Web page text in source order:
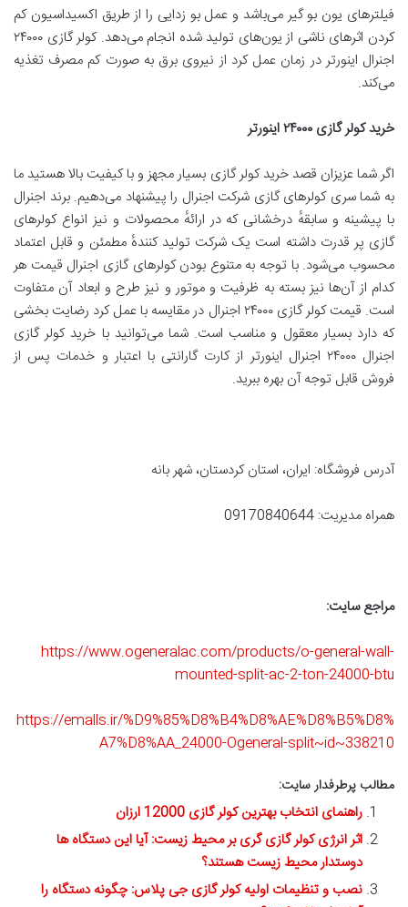
فیلترهای یون بو گیر می‌باشد و عمل بو زدایی را از طریق اکسیداسیون کم
کردن اثرهای ناشی از یون‌های تولید شده انجام می‌دهد. کولر گازی ۲۴۰۰۰
اجنرال اینورتر در زمان عمل کرد از نیروی برق به صورت کم مصرف تغذیه
می‌کند.
خرید کولر گازی ۲۴۰۰۰اینورتر
اگر شما عزیزان قصد خرید کولر گازی بسیار مجهز و با کیفیت بالا هستید ما
به شما سری کولرهای گازی شرکت اجنرال را پیشنهاد می‌دهیم. برند اجنرال
با پیشینه و سابقهٔ درخشانی که در ارائهٔ محصولات و نیز انواع کولرهای
گازی پر قدرت داشته است یک شرکت تولید کنندهٔ مطمئن و قابل اعتماد
محسوب می‌شود. با توجه به متنوع بودن کولرهای گازی اجنرال قیمت هر
کدام از آن‌ها نیز بسته به ظرفیت و موتور و نیز طرح و ابعاد آن متفاوت
است. قیمت کولر گازی ۲۴۰۰۰ اجنرال در مقایسه با عمل کرد رضایت بخشی
که دارد بسیار معقول و مناسب است. شما می‌توانید با خرید کولر گازی
اجنرال ۲۴۰۰۰ اجنرال اینورتر از کارت گارانتی با اعتبار و خدمات پس از
فروش قابل توجه آن بهره ببرید.
آدرس فروشگاه: ایران، استان کردستان، شهر بانه
همراه مدیریت: 09170840644
مراجع سایت:
https://www.ogeneralac.com/products/o-general-wall-
mounted-split-ac-2-ton-24000-btu
https://emalls.ir/%D9%85%D8%B4%D8%AE%D8%B5%D8%
A7%D8%AA_24000-Ogeneral-split~id~338210
مطالب پرطرفدار سایت:
راهنمای انتخاب بهترین کولر گازی 12000 ارزان
اثر انرژی کولر گازی گری بر محیط زیست: آیا این دستگاه ها
دوستدار محیط زیست هستند؟
نصب و تنظیمات اولیه کولر گازی جی پلاس: چگونه دستگاه را